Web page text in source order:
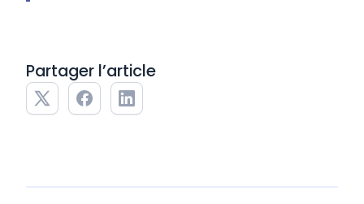
Partager l’article